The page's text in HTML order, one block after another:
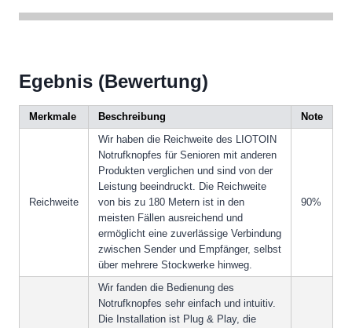
Egebnis (Bewertung)
Merkmale Beschreibung Note
Reichweite
Wir haben die Reichweite des LIOTOIN
Notrufknopfes für Senioren mit anderen
Produkten verglichen und sind von der
Leistung beeindruckt. Die Reichweite
von bis zu 180 Metern ist in den
meisten Fällen ausreichend und
ermöglicht eine zuverlässige Verbindung
zwischen Sender und Empfänger, selbst
über mehrere Stockwerke hinweg.
90%
Wir fanden die Bedienung des
Notrufknopfes sehr einfach und intuitiv.
Die Installation ist Plug & Play, die